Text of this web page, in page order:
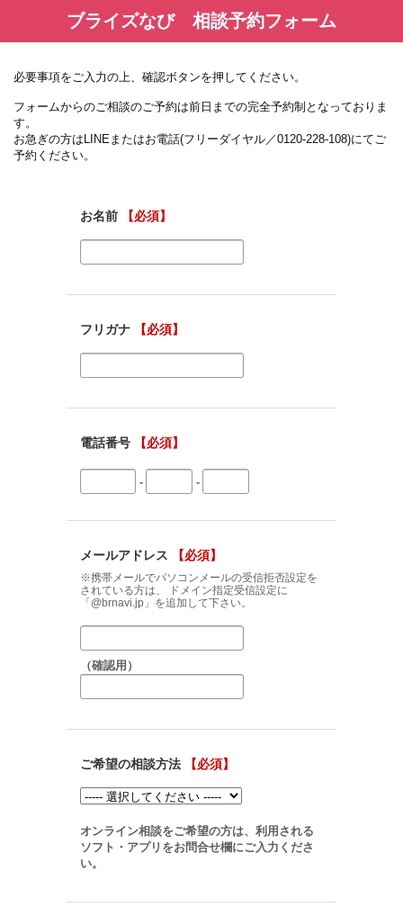
ブライズなび 相談予約フォーム
必要事項をご入力の上、確認ボタンを押してください。
フォームからのご相談のご予約は前日までの完全予約制となっておりま
す。
お急ぎの方はLINEまたはお電話(フリーダイヤル／0120-228-108)にてご
予約ください。
お名前 【必須】
フリガナ 【必須】
電話番号 【必須】
- -
メールアドレス 【必須】
※携帯メールでパソコンメールの受信拒否設定を
されている方は、 ドメイン指定受信設定に
「@brnavi.jp」を追加して下さい。
（確認用）
ご希望の相談方法 【必須】
オンライン相談をご希望の方は、利用される
ソフト・アプリをお問合せ欄にご入力くださ
い。